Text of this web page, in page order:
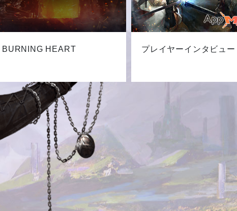
BURNING HEART プレイヤーインタビュー